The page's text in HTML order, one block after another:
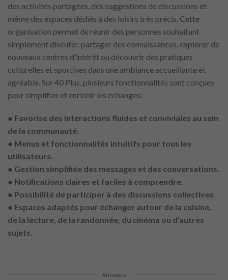
des activités partagées, des suggestions de discussions et
même des espaces dédiés à des loisirs très précis. Cette
organisation permet de réunir des personnes souhaitant
simplement discuter, partager des connaissances, explorer de
nouveaux centres d’intérêt ou découvrir des pratiques
culturelles et sportives dans une ambiance accueillante et
agréable. Sur 40 Plus, plusieurs fonctionnalités sont conçues
pour simplifier et enrichir les échanges:
● Favorise des interactions fluides et conviviales au sein
de la communauté.
● Menus et fonctionnalités intuitifs pour tous les
utilisateurs.
● Gestion simplifiée des messages et des conversations.
● Notifications claires et faciles à comprendre.
● Possibilité de participer à des discussions collectives.
● Espaces adaptés pour échanger autour de la cuisine,
de la lecture, de la randonnée, du cinéma ou d’autres
sujets.
Annonce